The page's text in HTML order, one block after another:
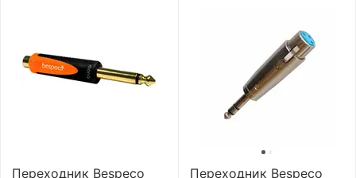
Переходник Bespeco
Переходник Bespeco